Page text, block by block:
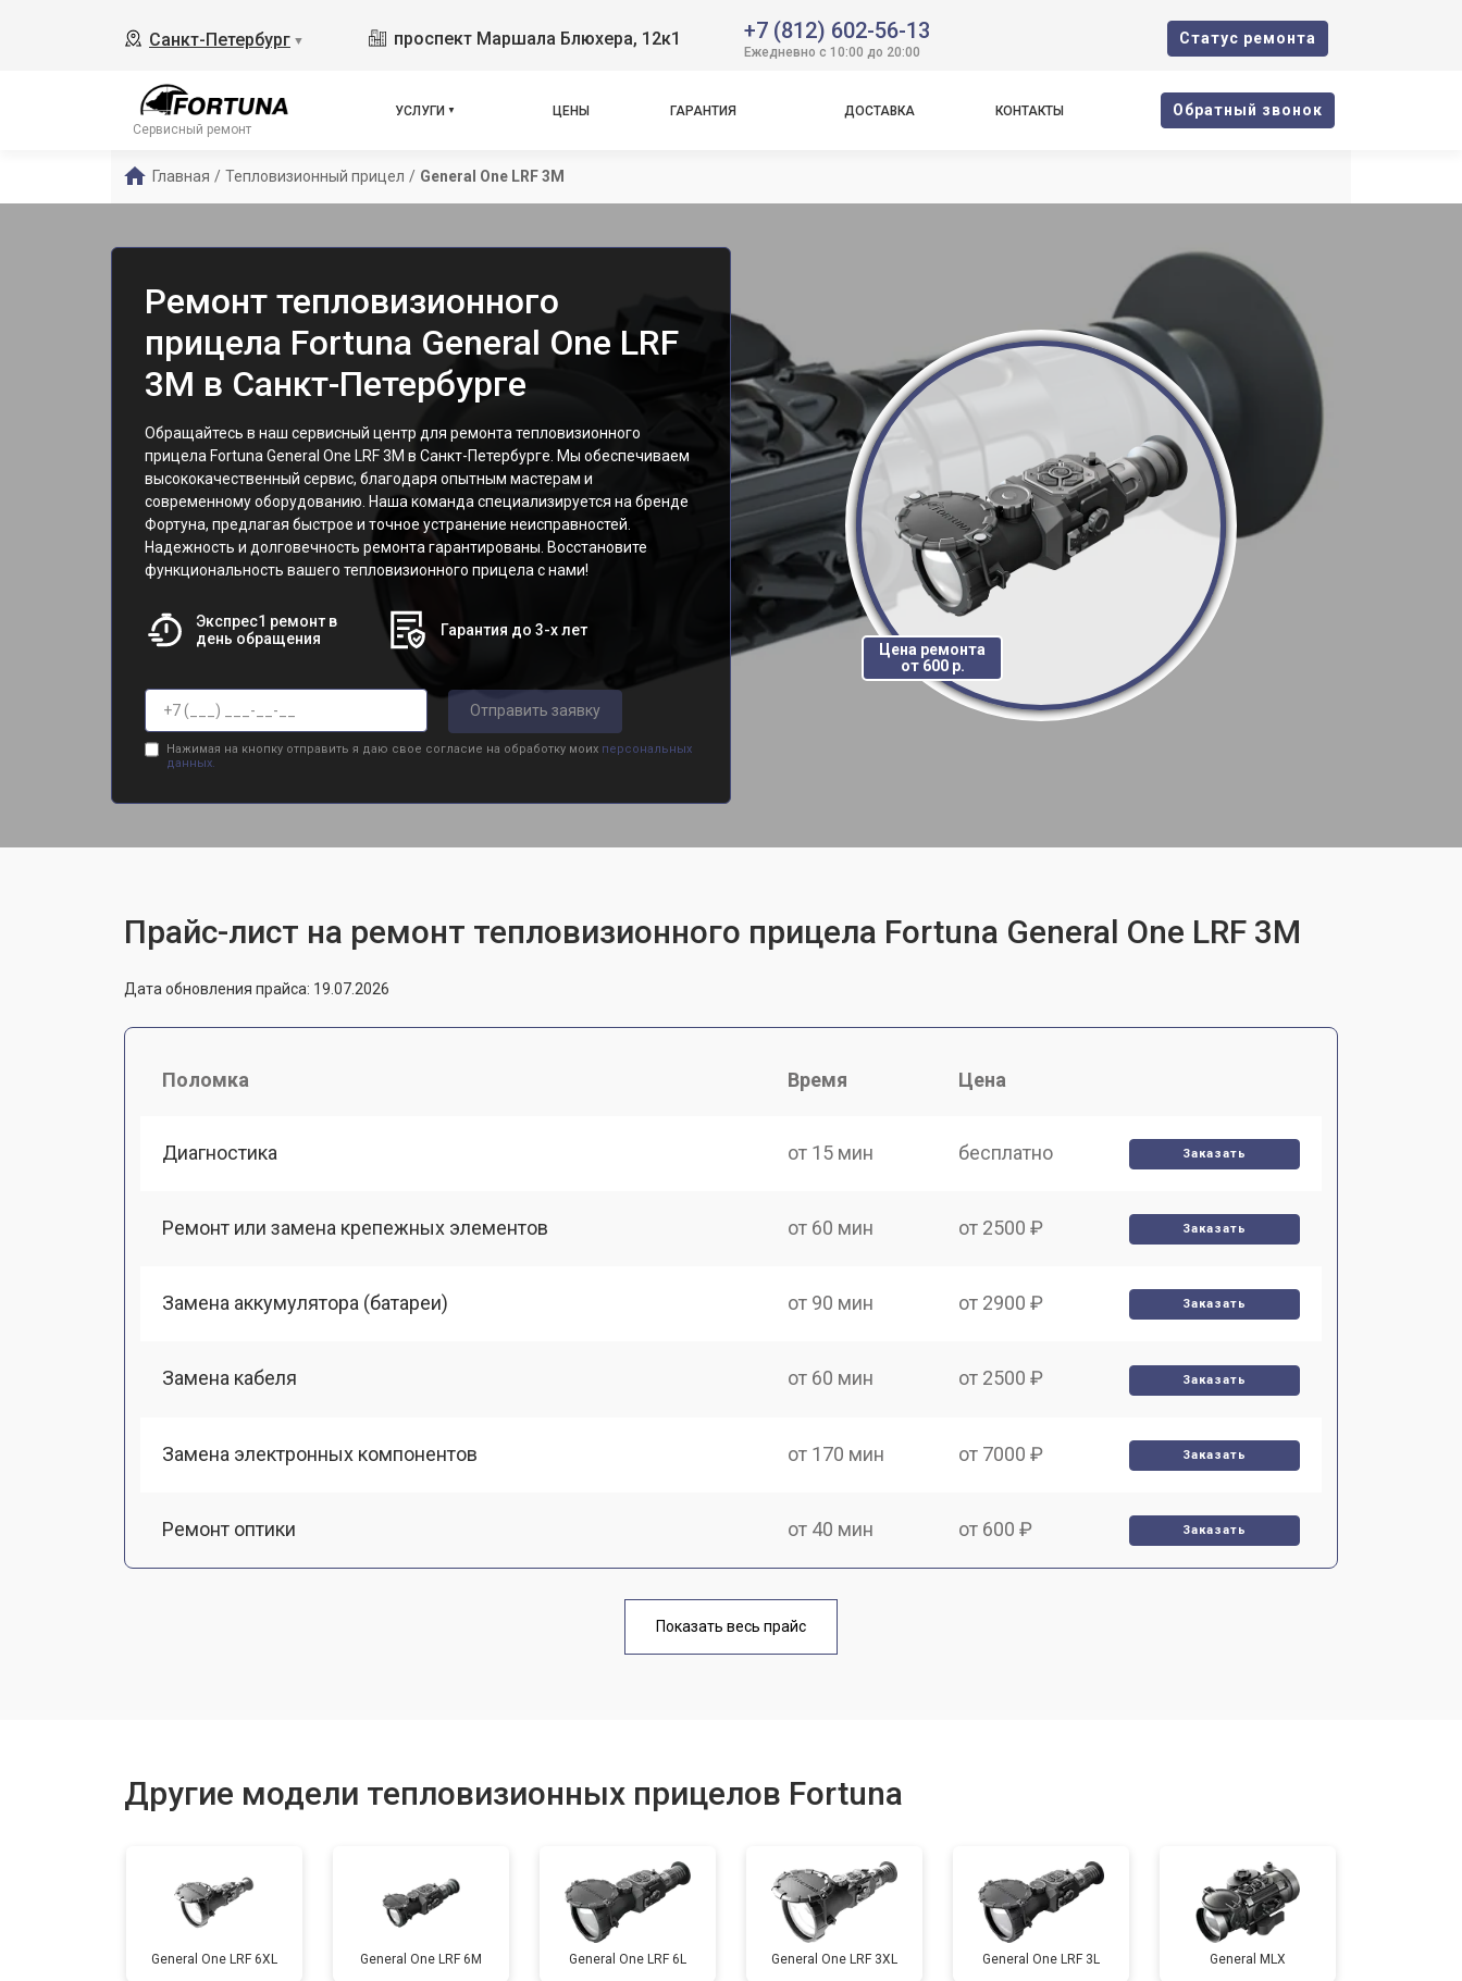
Санкт-Петербург ▼ проспект Маршала Блюхера, 12к1 +7 (812) 602-56-13
Ежедневно с 10:00 до 20:00
Cтатус ремонта
Сервисный ремонт
УСЛУГИ ЦЕНЫ ГАРАНТИЯ ДОСТАВКА КОНТАКТЫ Oбратный звонок
Главная / Тепловизионный прицел / General One LRF 3M
Ремонт тепловизионного
прицела Fortuna General One LRF
3M в Санкт-Петербурге
Обращайтесь в наш сервисный центр для ремонта тепловизионного
прицела Fortuna General One LRF 3M в Санкт-Петербурге. Мы обеспечиваем
высококачественный сервис, благодаря опытным мастерам и
современному оборудованию. Наша команда специализируется на бренде
Фортуна, предлагая быстрое и точное устранение неисправностей.
Надежность и долговечность ремонта гарантированы. Восстановите
функциональность вашего тепловизионного прицела с нами!
Экспрес1 ремонт в
день обращения
Гарантия до 3-х лет
Отправить заявку
Нажимая на кнопку отправить я даю свое согласие на обработку моих персональных
данных.
Цена ремонта
от 600 р.
Прайс-лист на ремонт тепловизионного прицела Fortuna General One LRF 3M
Дата обновления прайса: 19.07.2026
Поломка Время Цена
Диагностика от 15 мин бесплатно Заказать
Ремонт или замена крепежных элементов от 60 мин от 2500 ₽ Заказать
Замена аккумулятора (батареи) от 90 мин от 2900 ₽ Заказать
Замена кабеля от 60 мин от 2500 ₽ Заказать
Замена электронных компонентов от 170 мин от 7000 ₽ Заказать
Ремонт оптики от 40 мин от 600 ₽ Заказать
от 170 мин
Ремонт или замена детектора от 60 мин от 10000 ₽ Заказать
Показать весь прайс
Другие модели тепловизионных прицелов Fortuna
General One LRF 6XL General One LRF 6M General One LRF 6L General One LRF 3XL General One LRF 3L General MLX